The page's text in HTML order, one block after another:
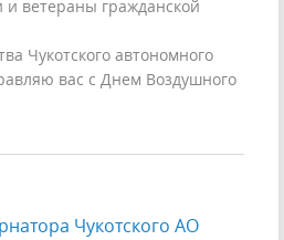
ветераны гражданской
Чукотского автономного
вас с Днем Воздушного
Чукотского АО